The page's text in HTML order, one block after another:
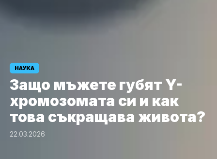
НАУКА
Защо мъжете губят Y-
хромозомата си и как
това съкращава живота?
22.03.2026